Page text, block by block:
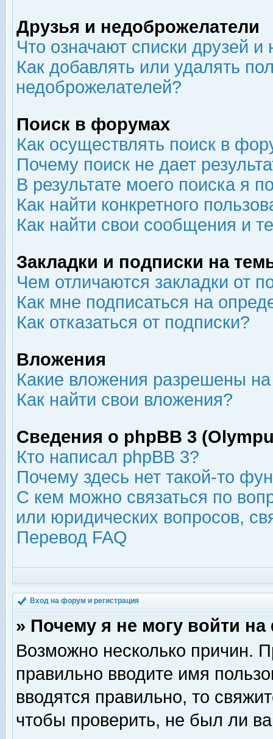
Друзья и недоброжелатели
Что означают списки друзей
Как добавлять или удалять
недоброжелателей?
Поиск в форумах
Как осуществлять поиск в
Почему поиск не дает
В результате моего поиска я
Как найти конкретного
Как найти свои сообщения и
Закладки и подписки на
Чем отличаются закладки от
Как мне подписаться на
Как отказаться от подписки?
Вложения
Какие вложения разрешены
Как найти свои вложения?
Сведения о phpBB 3
Кто написал phpBB 3?
Почему здесь нет такой-то
С кем можно связаться по
или юридических вопросов,
Перевод FAQ
Вход на форум и регистрация
» Почему я не могу войти
Возможно несколько причин.
правильно вводите имя
вводятся правильно, то
чтобы проверить, не был ли